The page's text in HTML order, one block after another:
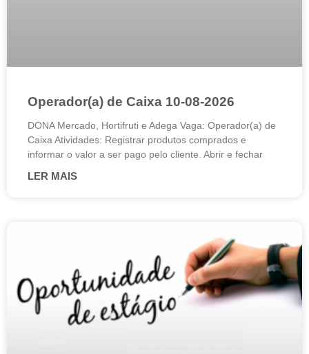
Operador(a) de Caixa 10-08-2026
DONA Mercado, Hortifruti e Adega Vaga: Operador(a) de
Caixa Atividades: Registrar produtos comprados e
informar o valor a ser pago pelo cliente. Abrir e fechar
LER MAIS